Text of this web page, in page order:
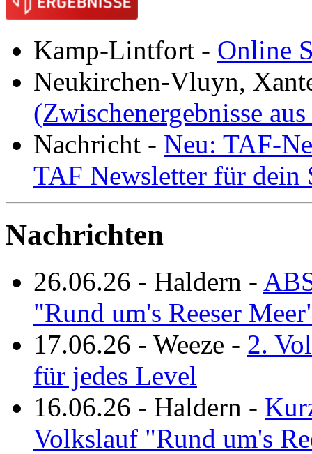
Kamp-Lintfort - Online
Neukirchen-Vluyn,
(Zwischenergebnisse
Nachricht - Neu: TAF-
TAF Newsletter für dein
Nachrichten
26.06.26 - Haldern -
"Rund um's Reeser
17.06.26 - Weeze - 2.
für jedes Level
16.06.26 - Haldern -
Volkslauf "Rund um's